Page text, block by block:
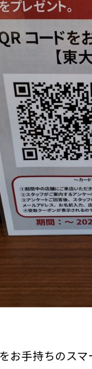
お手持ちのスマ